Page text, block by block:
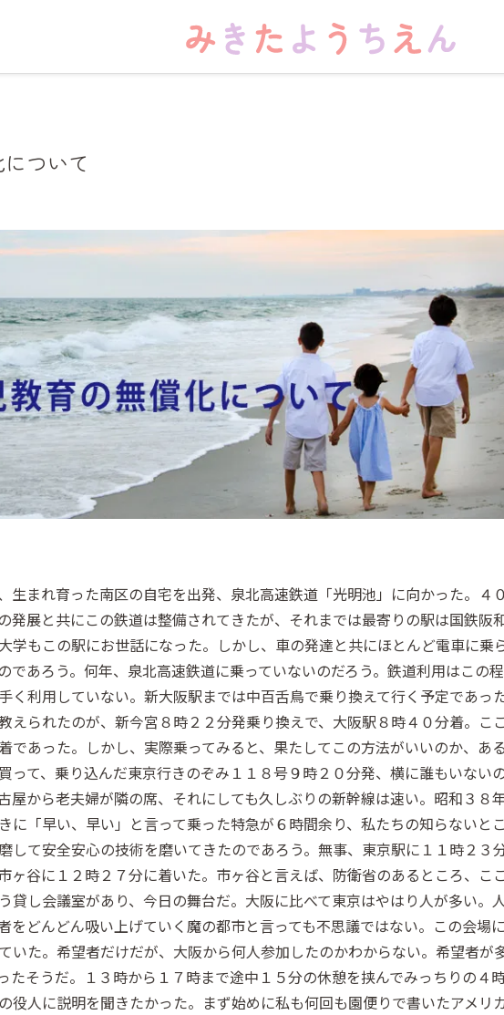
ついて
生まれ育った南区の自宅を出発、泉北高速鉄道「光明池」に向かった。４
発展と共にこの鉄道は整備されてきたが、それまでは最寄りの駅は国鉄阪
学もこの駅にお世話になった。しかし、車の発達と共にほとんど電車に乗
であろう。何年、泉北高速鉄道に乗っていないのだろう。鉄道利用はこの
く利用していない。新大阪駅までは中百舌鳥で乗り換えて行く予定であっ
えられたのが、新今宮８時２２分発乗り換えで、大阪駅８時４０分着。こ
であった。しかし、実際乗ってみると、果たしてこの方法がいいのか、あ
って、乗り込んだ東京行きのぞみ１１８号９時２０分発、横に誰もいない
屋から老夫婦が隣の席、それにしても久しぶりの新幹線は速い。昭和３８
に「早い、早い」と言って乗った特急が６時間余り、私たちの知らないと
して安全安心の技術を磨いてきたのであろう。無事、東京駅に１１時２３
ヶ谷に１２時２７分に着いた。市ヶ谷と言えば、防衛省のあるところ、こ
貸し会議室があり、今日の舞台だ。大阪に比べて東京はやはり人が多い。
をどんどん吸い上げていく魔の都市と言っても不思議ではない。この会場
いた。希望者だけだが、大阪から何人参加したのかわからない。希望者が
たそうだ。１３時から１７時まで途中１５分の休憩を挟んでみっちりの４
役人に説明を聞きたかった。まず始めに私も何回も園便りで書いたアメリ